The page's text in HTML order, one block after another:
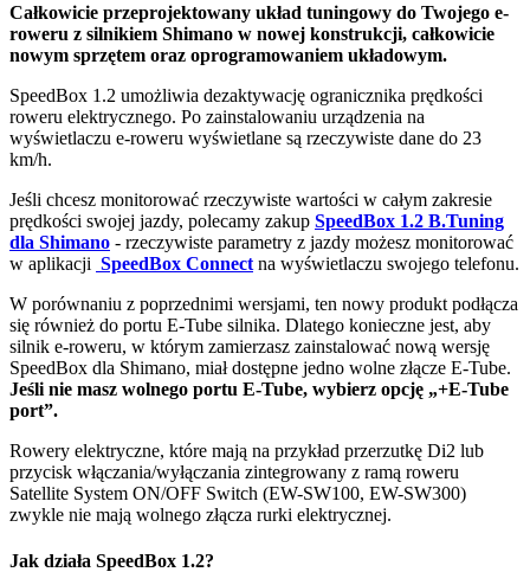
Całkowicie przeprojektowany układ tuningowy do Twojego e-
roweru z silnikiem Shimano w nowej konstrukcji, całkowicie
nowym sprzętem oraz oprogramowaniem układowym.
SpeedBox 1.2 umożliwia dezaktywację ogranicznika prędkości
roweru elektrycznego. Po zainstalowaniu urządzenia na
wyświetlaczu e-roweru wyświetlane są rzeczywiste dane do 23
km/h.
Jeśli chcesz monitorować rzeczywiste wartości w całym zakresie
prędkości swojej jazdy, polecamy zakup SpeedBox 1.2 B.Tuning
dla Shimano - rzeczywiste parametry z jazdy możesz monitorować
w aplikacji SpeedBox Connect na wyświetlaczu swojego telefonu.
W porównaniu z poprzednimi wersjami, ten nowy produkt podłącza
się również do portu E-Tube silnika. Dlatego konieczne jest, aby
silnik e-roweru, w którym zamierzasz zainstalować nową wersję
SpeedBox dla Shimano, miał dostępne jedno wolne złącze E-Tube.
Jeśli nie masz wolnego portu E-Tube, wybierz opcję „+E-Tube
port”.
Rowery elektryczne, które mają na przykład przerzutkę Di2 lub
przycisk włączania/wyłączania zintegrowany z ramą roweru
Satellite System ON/OFF Switch (EW-SW100, EW-SW300)
zwykle nie mają wolnego złącza rurki elektrycznej.
Jak działa SpeedBox 1.2?